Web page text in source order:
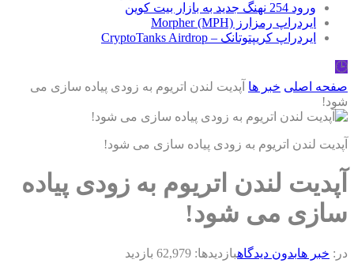
ورود 254 نهنگ جدید به بازار بیت کوین
ایردراپ رمزارز Morpher (MPH)
ایردراپ کریپتوتانک – CryptoTanks Airdrop
🕒
صفحه اصلی خبر ها آپدیت لندن اتریوم به زودی پیاده سازی می
شود!
آپدیت لندن اتریوم به زودی پیاده سازی می شود!
آپدیت لندن اتریوم به زودی پیاده
سازی می شود!
در: خبر هابدون دیدگاهبازدیدها: 62,979 بازدید